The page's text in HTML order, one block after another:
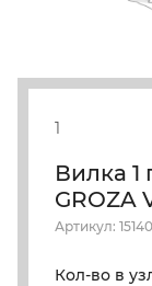
1
Вилка
GROZA
Артикул:
Кол-во в